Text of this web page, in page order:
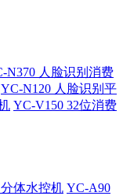
N370 人脸识别消费
YC-N120 人脸识别平
YC-V150 32位消费
体水控机 YC-A90